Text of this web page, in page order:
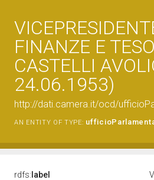
FINANZE E
CASTELLI
24.06.1953)
http://dati.camera.it/ocd/
AN ENTITY OF TYPE:
rdfs: label